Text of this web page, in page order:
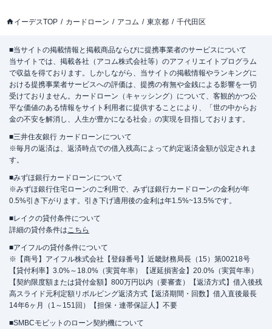
イーデスTOP カードローン アコム 東京都 千代田区
■当サイトの掲載情報と掲載商品ならびに提携事業者のサービスについて
当サイトでは、掲載各社（アコム株式会社等）のアフィリエイトプログラム
で収益を得ております。しかしながら、当サイトの掲載情報やランキングに
おける提携事業者サービスへの評価は、提携の有無や金銭による影響を一切
受けておりません。カードローン（キャッシング）について、客観的かつ公
平な価値のある情報をサイト利用者に提供することにより、「世の中からお
金の不安を解消し、人生が豊かになる社会」の実現を目指しております。
■三井住友銀行 カードローンについて
※毎月の返済は、返済時点での借入残高によって約定返済金額が設定されま
す。
■みずほ銀行カードローンについて
※みずほ銀行住宅ローンのご利用で、みずほ銀行カードローンの金利が年
0.5%引き下がります。引き下げ適用後の金利は年1.5%~13.5%です。
■レイクの貸付条件について
詳細の貸付条件はこちら
■アイフルの貸付条件について
※【商号】アイフル株式会社【登録番号】近畿財務局長（15）第00218号
【貸付利率】3.0%～18.0%（実質年率）【遅延損害金】20.0%（実質年率）
【契約限度額または貸付金額】800万円以内（要審査）【返済方式】借入後残
高スライド元利定額リボルビング返済方式【返済期間・回数】借入直後最長
14年6ヶ月（1～151回）【担保・連帯保証人】不要
■SMBCモビットのローン契約機について